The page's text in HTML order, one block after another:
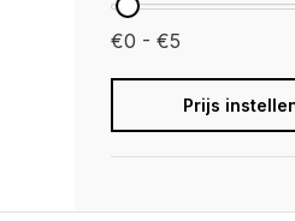
€0 - €5
Prijs